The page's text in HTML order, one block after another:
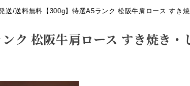
送/送料無料【300g】特選A5ランク 松阪牛肩ロース す
ク 松阪牛肩ロース すき焼き